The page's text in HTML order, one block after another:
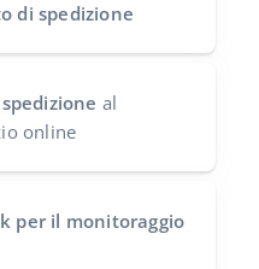
di spedizione
al
online
per il monitoraggio